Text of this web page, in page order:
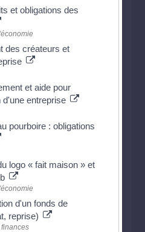
et obligations des
des créateurs et
et aide pour
d'une entreprise
pourboire : obligations
logo « fait maison » et
d'un fonds de
reprise)